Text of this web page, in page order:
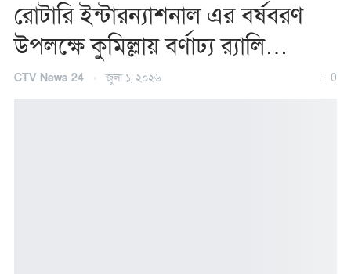
রোটারি ইন্টারন্যাশনাল এর বর্ষবরণ
উপলক্ষে কুমিল্লায় বর্ণাঢ্য র‍্যালি…
CTV News 24 জুলা ১, ২০২৬ 0